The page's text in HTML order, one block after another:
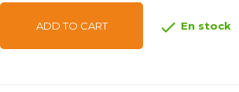
ADD TO CART  En stock